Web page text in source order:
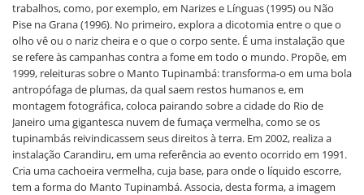
trabalhos, como, por exemplo, em Narizes e Línguas (1995) ou Não
Pise na Grana (1996). No primeiro, explora a dicotomia entre o que o
olho vê ou o nariz cheira e o que o corpo sente. É uma instalação que
se refere às campanhas contra a fome em todo o mundo. Propõe, em
1999, releituras sobre o Manto Tupinambá: transforma-o em uma bola
antropófaga de plumas, da qual saem restos humanos e, em
montagem fotográfica, coloca pairando sobre a cidade do Rio de
Janeiro uma gigantesca nuvem de fumaça vermelha, como se os
tupinambás reivindicassem seus direitos à terra. Em 2002, realiza a
instalação Carandiru, em uma referência ao evento ocorrido em 1991.
Cria uma cachoeira vermelha, cuja base, para onde o líquido escorre,
tem a forma do Manto Tupinambá. Associa, desta forma, a imagem